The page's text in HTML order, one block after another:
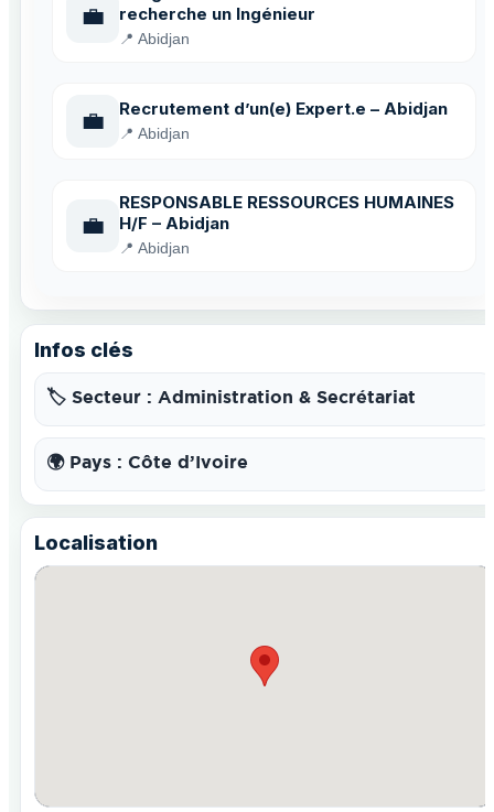
💼
recherche un Ingénieur
📍 Abidjan
💼 Recrutement d’un(e) Expert.e – Abidjan
📍 Abidjan
💼
RESPONSABLE RESSOURCES HUMAINES
H/F – Abidjan
📍 Abidjan
Infos clés
🏷️ Secteur : Administration & Secrétariat
🌍 Pays : Côte d’Ivoire
Localisation